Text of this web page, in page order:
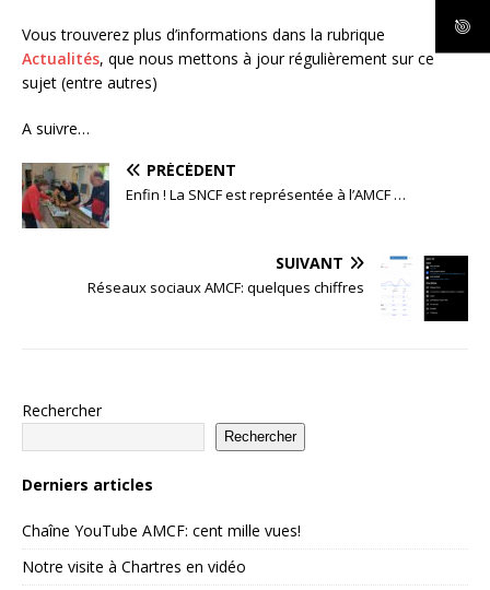
Vous trouverez plus d’informations dans la rubrique
Actualités, que nous mettons à jour régulièrement sur ce
sujet (entre autres)
A suivre…
PRÉCÉDENT
Enfin ! La SNCF est représentée à l’AMCF …
SUIVANT
Réseaux sociaux AMCF: quelques chiffres
Rechercher
Rechercher
Derniers articles
Chaîne YouTube AMCF: cent mille vues!
Notre visite à Chartres en vidéo